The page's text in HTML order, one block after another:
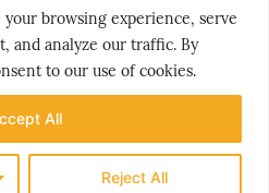
browsing experience, serve
and analyze our traffic. By
to our use of cookies.
Reject All
All
Storytelling by Bjørn Moholdt
Your story is our mission